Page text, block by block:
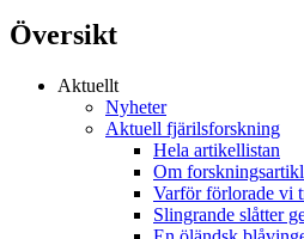
Översikt
Aktuellt
Nyheter
Aktuell fjärilsforskning
Hela artikellistan
Om
Varför förlorade vi
Slingrande slåtter